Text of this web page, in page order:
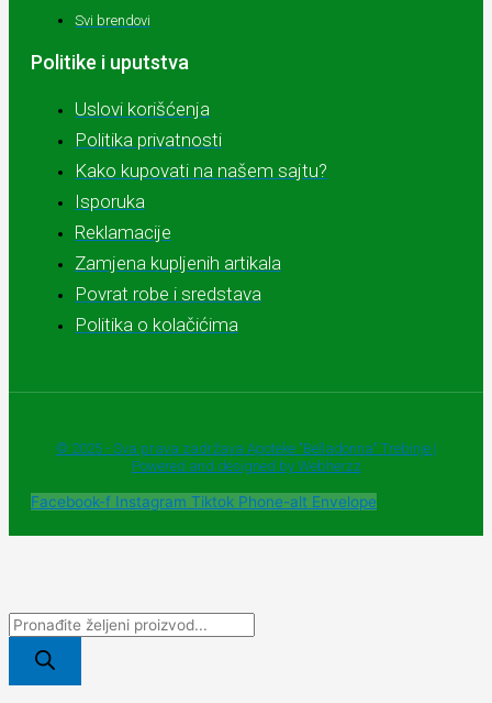
Svi brendovi
Politike i uputstva
Uslovi korišćenja
Politika privatnosti
Kako kupovati na našem sajtu?
Isporuka
Reklamacije
Zamjena kupljenih artikala
Povrat robe i sredstava
Politika o kolačićima
© 2025 - Sva prava zadržava Apoteke "Belladonna" Trebinje |
Powered and designed by Webherzz
Facebook-f Instagram Tiktok Phone-alt Envelope